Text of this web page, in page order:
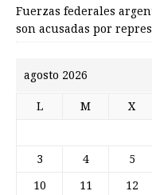
Fuerzas federales
son acusadas por
agosto 2026
L M X
3 4 5
10 11 12